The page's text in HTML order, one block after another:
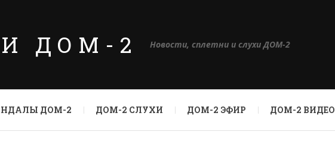
ДОМ-2 Новости, сплетни и слухи ДОМ-2
ДОМ-2 ДОМ-2 СЛУХИ ДОМ-2 ЭФИР ДОМ-2 ВИДЕО